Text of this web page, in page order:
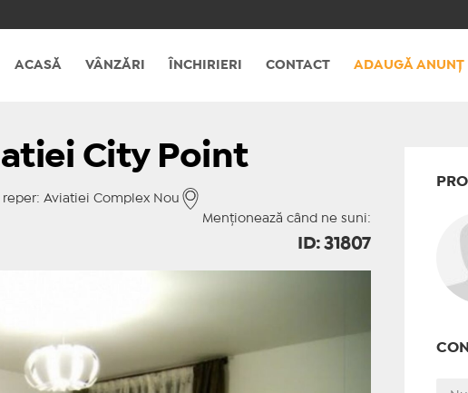
ACASĂ VÂNZĂRI ÎNCHIRIERI CONTACT ADAUGĂ ANUNȚ
City Point
reper: Aviatiei Complex Nou
Menționează când ne suni:
ID: 31807